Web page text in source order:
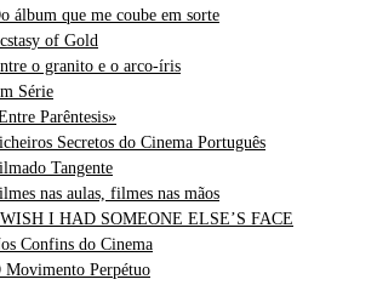
álbum que me coube em sorte
of Gold
o granito e o arco-íris
Série
Parêntesis»
Secretos do Cinema Português
Tangente
nas aulas, filmes nas mãos
I HAD SOMEONE ELSE’S FACE
Confins do Cinema
Movimento Perpétuo